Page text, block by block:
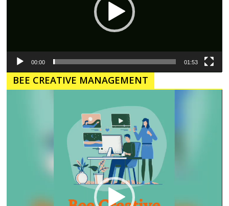
00:00 01:53
BEE CREATIVE MANAGEMENT